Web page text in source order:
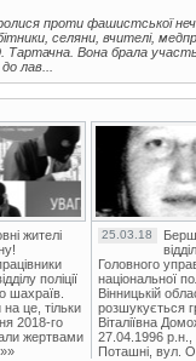
проти фашистської
селяни, вчителі,
Вона брала
лав...
жителі
поліції
шахраїв.
це, тільки
2018-го
жертвами
25.03.18
Головного
національної
Вінницькій
розшукується
Віталіївна
27.04.1996 р.н.,
Поташні, вул.